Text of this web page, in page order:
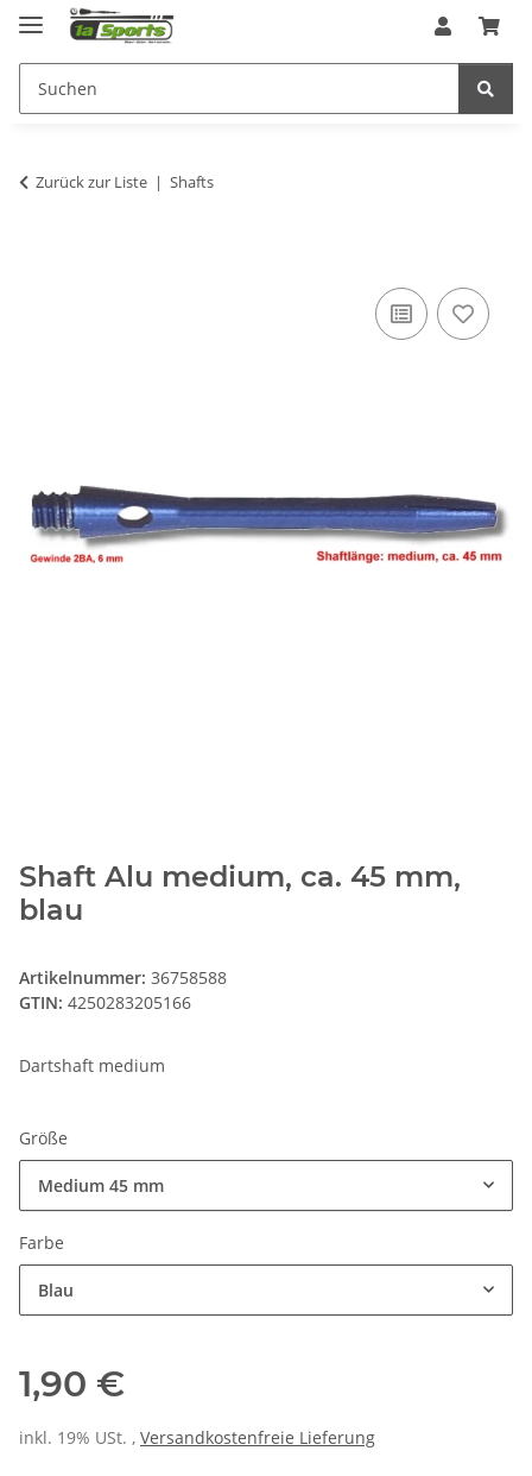
Zurück zur Liste Shafts
Shaft Alu medium, ca. 45 mm,
blau
Artikelnummer: 36758588
GTIN: 4250283205166
Dartshaft medium
Größe
Medium 45 mm
Farbe
Blau
1,90 €
inkl. 19% USt. , Versandkostenfreie Lieferung